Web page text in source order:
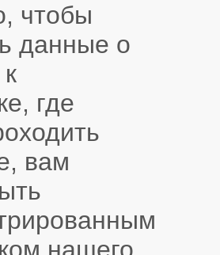
чтобы
данные о
где
вам